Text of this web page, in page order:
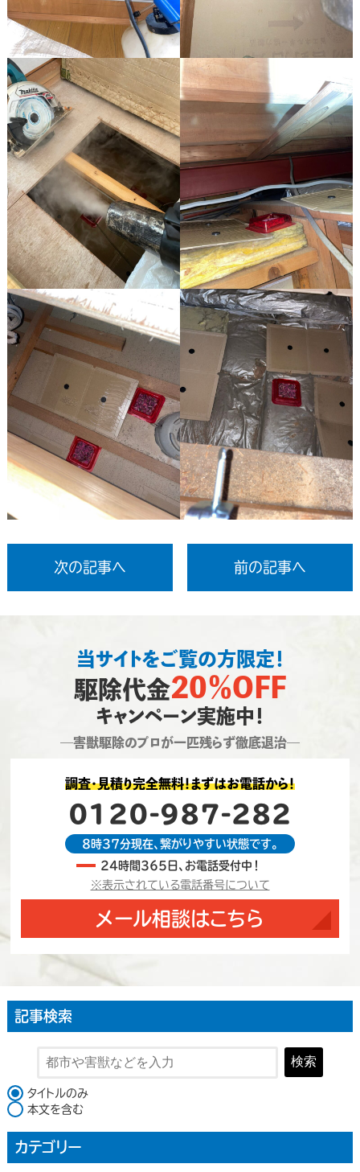
次の記事へ 前の記事へ
当サイトをご覧の方限定！
駆除代金20％OFF
キャンペーン実施中！
―害獣駆除のプロが一匹残らず徹底退治―
調査・見積り完全無料！まずはお電話から！
0120-987-282
8時37分現在、繋がりやすい状態です。
24時間365日、お電話受付中！
※表示されている電話番号について
メール相談はこちら
記事検索
検索
検索対象
タイトルのみ
本文を含む
カテゴリー